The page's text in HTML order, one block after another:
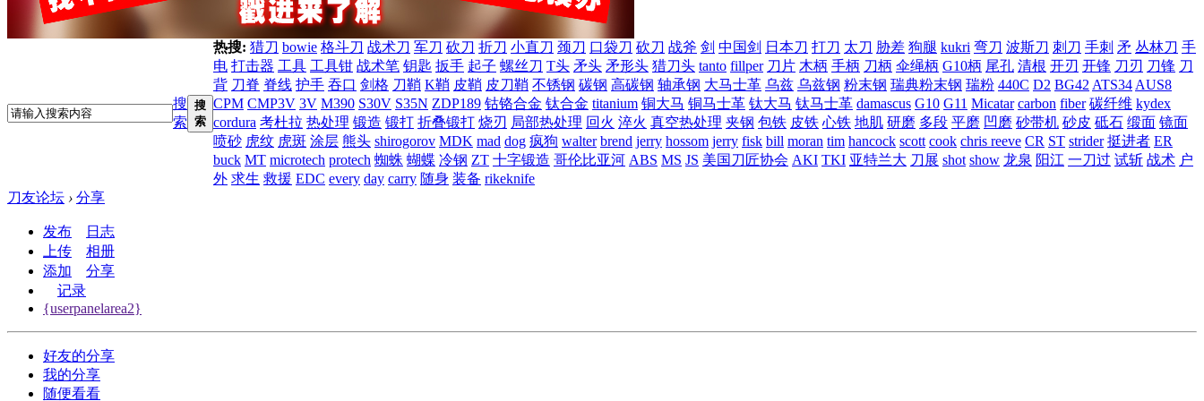
搜
索
搜
索
热搜: 猎刀 bowie 格斗刀 战术刀 军刀 砍刀 折刀 小直刀 颈刀 口袋刀 砍刀 战斧 剑 中国剑 日本刀 打刀 太刀 胁差 狗腿 kukri 弯刀 波斯刀 刺刀 手刺 矛 丛林刀 手
电 打击器 工具 工具钳 战术笔 钥匙 扳手 起子 螺丝刀 T头 矛头 矛形头 猎刀头 tanto fillper 刀片 木柄 手柄 刀柄 伞绳柄 G10柄 尾孔 清根 开刃 开锋 刀刃 刀锋 刀
背 刀脊 脊线 护手 吞口 剑格 刀鞘 K鞘 皮鞘 皮刀鞘 不锈钢 碳钢 高碳钢 轴承钢 大马士革 乌兹 乌兹钢 粉末钢 瑞典粉末钢 瑞粉 440C D2 BG42 ATS34 AUS8
CPM CMP3V 3V M390 S30V S35N ZDP189 钴铬合金 钛合金 titanium 铜大马 铜马士革 钛大马 钛马士革 damascus G10 G11 Micatar carbon fiber 碳纤维 kydex
cordura 考杜拉 热处理 锻造 锻打 折叠锻打 烧刃 局部热处理 回火 淬火 真空热处理 夹钢 包铁 皮铁 心铁 地肌 研磨 多段 平磨 凹磨 砂带机 砂皮 砥石 缎面 镜面
喷砂 虎纹 虎斑 涂层 熊头 shirogorov MDK mad dog 疯狗 walter brend jerry hossom jerry fisk bill moran tim hancock scott cook chris reeve CR ST strider 挺进者 ER
buck MT microtech protech 蜘蛛 蝴蝶 冷钢 ZT 十字锻造 哥伦比亚河 ABS MS JS 美国刀匠协会 AKI TKI 亚特兰大 刀展 shot show 龙泉 阳江 一刀过 试斩 战术 户
外 求生 救援 EDC every day carry 随身 装备 rikeknife
刀友论坛 › 分享
发布
日志
上传
相册
添加
分享
记录
{userpanelarea2}
好友的分享
我的分享
随便看看